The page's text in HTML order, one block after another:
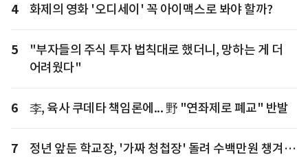
4 화제의 영화 '오디세이' 꼭 아이맥스로 봐야 할까?
5
"부자들의 주식 투자 법칙대로 했더니, 망하는 게 더
어려웠다"
6 李, 육사 쿠데타 책임론에... 野 "연좌제로 폐교" 반발
7
정년 앞둔 학교장, '가짜 청첩장' 돌려 수백만원 챙겨…